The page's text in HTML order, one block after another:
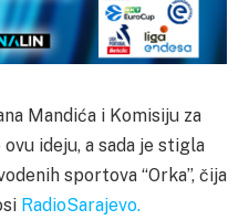
Mandića i Komisiju za
ideju, a sada je stigla
sportova “Orka”, čija
RadioSarajevo.